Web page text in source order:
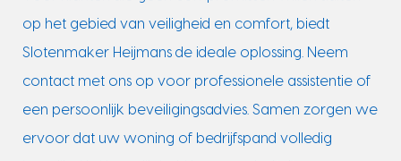
op het gebied van veiligheid en comfort, biedt
Slotenmaker Heijmans de ideale oplossing. Neem
contact met ons op voor professionele assistentie of
een persoonlijk beveiligingsadvies. Samen zorgen we
ervoor dat uw woning of bedrijfspand volledig